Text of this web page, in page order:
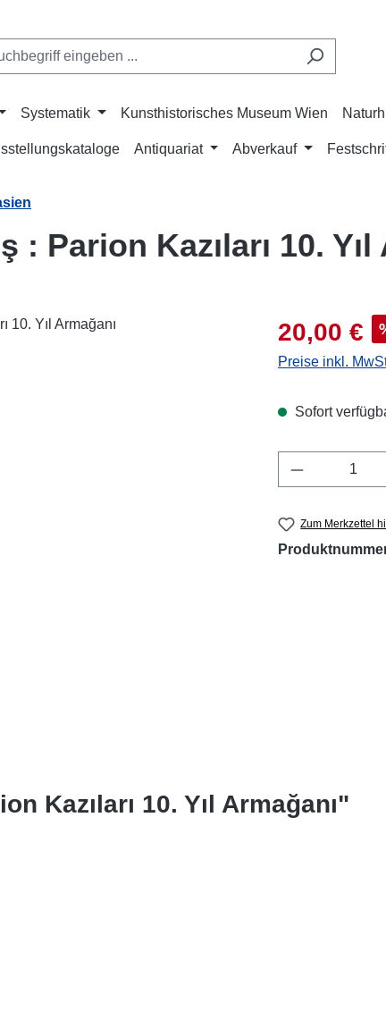
Systematik Kunsthistorisches Museum Wien
Antiquariat Abverkauf
Parion Kazıları 10. Yıl
Verkaufspreis:
20,00 €
Preise inkl.
Sofort
Produkt
Zum Merkzettel
Kazıları 10. Yıl Armağanı"